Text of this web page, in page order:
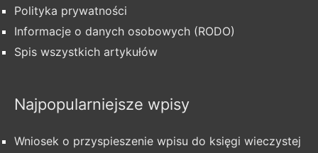
Polityka prywatności
Informacje o danych osobowych (RODO)
Spis wszystkich artykułów
Najpopularniejsze wpisy
Wniosek o przyspieszenie wpisu do księgi wieczystej